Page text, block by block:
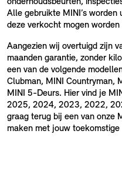
Alle gebruikte MINI’s
deze verkocht mogen worden
Aangezien wij overtuigd zijn
maanden garantie, zonder
een van de volgende
Clubman, MINI Countryman,
MINI 5-Deurs. Hier vind je
2025, 2024, 2023, 2022,
graag terug bij een van onze
maken met jouw toekomstige